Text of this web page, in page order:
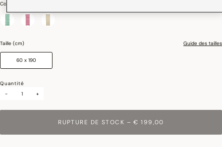
Couleurs :
Taille (cm) Guide des tailles
60 x 190
Quantité
-
+
RUPTURE DE STOCK –€ 199,00